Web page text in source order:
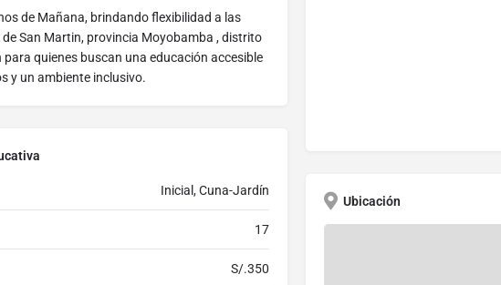
de Mañana, brindando flexibilidad a las
San Martin, provincia Moyobamba , distrito
quienes buscan una educación accesible
y un ambiente inclusivo.
Inicial, Cuna-Jardín
17
S/.350
Ubicación